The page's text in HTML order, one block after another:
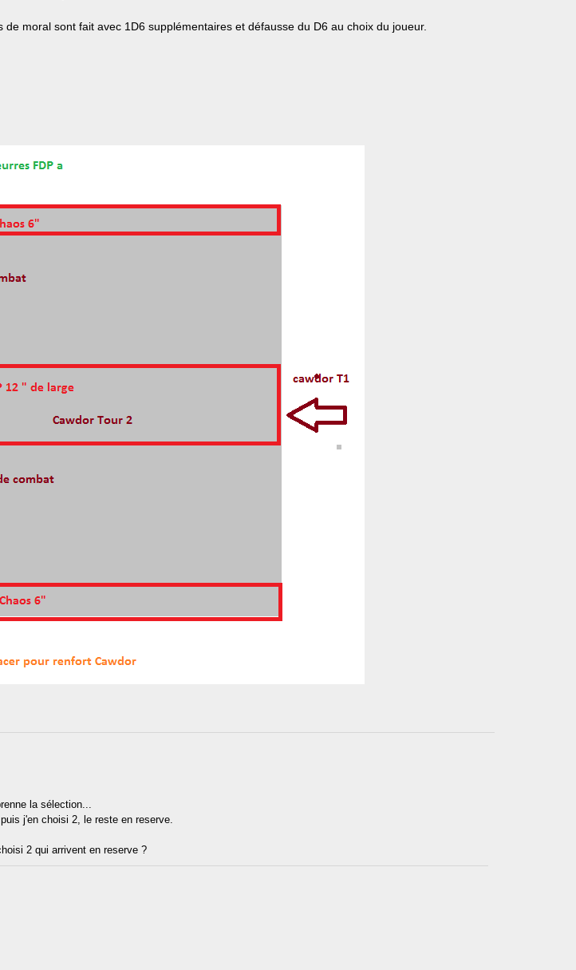
moral sont fait avec 1D6 supplémentaires et défausse du D6 au choix du joueur.
la sélection...
j'en choisi 2, le reste en reserve.
2 qui arrivent en reserve ?